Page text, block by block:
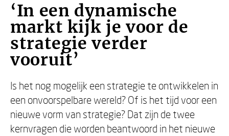
‘In een dynamische
markt kijk je voor de
strategie verder
vooruit’
Is het nog mogelijk een strategie te ontwikkelen in
een onvoorspelbare wereld? Of is het tijd voor een
nieuwe vorm van strategie? Dat zijn de twee
kernvragen die worden beantwoord in het nieuwe